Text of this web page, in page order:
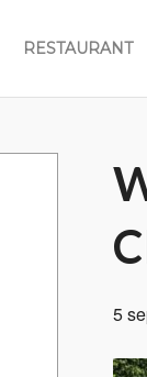
RESTAURANT
5